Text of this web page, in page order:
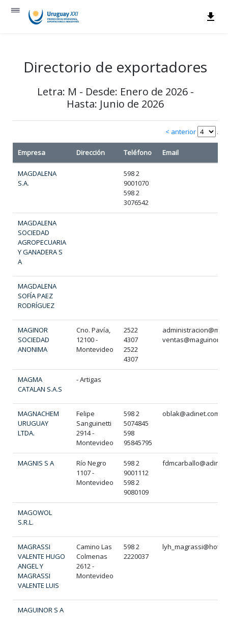
Directorio de exportadores
Letra: M - Desde: Enero de 2026 -
Hasta: Junio de 2026
< anterior /
Empresa Dirección Teléfono Email
MAGDALENA
S.A.
598 2
9001070
598 2
3076542
MAGDALENA
SOCIEDAD
AGROPECUARIA
Y GANADERA S
A
MAGDALENA
SOFÍA PAEZ
RODRÍGUEZ
MAGINOR
SOCIEDAD
ANONIMA
Cno. Pavía,
12100 -
Montevideo
2522
4307
2522
4307
MAGMA
CATALAN S.A.S
- Artigas
MAGNACHEM
URUGUAY
LTDA.
Felipe
Sanguinetti
2914 -
Montevideo
598 2
5074845
598
95845795
MAGNIS S A
Río Negro
1107 -
Montevideo
598 2
9001112
598 2
9080109
MAGOWOL
S.R.L.
MAGRASSI
VALENTE HUGO
ANGEL Y
MAGRASSI
VALENTE LUIS
Camino Las
Colmenas
2612 -
Montevideo
598 2
2220037
MAGUINOR S A